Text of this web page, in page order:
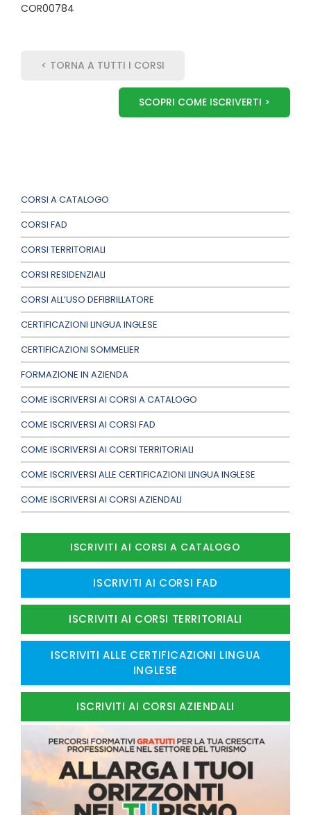
CORSI A CATALOGO
CORSI FAD
CORSI TERRITORIALI
CORSI RESIDENZIALI
CORSI ALL’USO DEFIBRILLATORE
CERTIFICAZIONI LINGUA INGLESE
CERTIFICAZIONI SOMMELIER
FORMAZIONE IN AZIENDA
COME ISCRIVERSI AI CORSI A CATALOGO
COME ISCRIVERSI AI CORSI FAD
COME ISCRIVERSI AI CORSI TERRITORIALI
COME ISCRIVERSI ALLE CERTIFICAZIONI LINGUA INGLESE
COME ISCRIVERSI AI CORSI AZIENDALI
ISCRIVITI AI CORSI A CATALOGO
ISCRIVITI AI CORSI FAD
ISCRIVITI AI CORSI TERRITORIALI
ISCRIVITI ALLE CERTIFICAZIONI LINGUA
INGLESE
ISCRIVITI AI CORSI AZIENDALI
COR00784
< TORNA A TUTTI I CORSI
SCOPRI COME ISCRIVERTI >